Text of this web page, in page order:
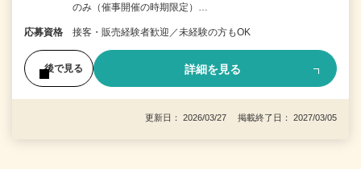
のみ（催事開催の時期限定）…
応募資格 接客・販売経験者歓迎／未経験の方もOK
後で見る 詳細を見る
更新日： 2026/03/27 掲載終了日： 2027/03/05